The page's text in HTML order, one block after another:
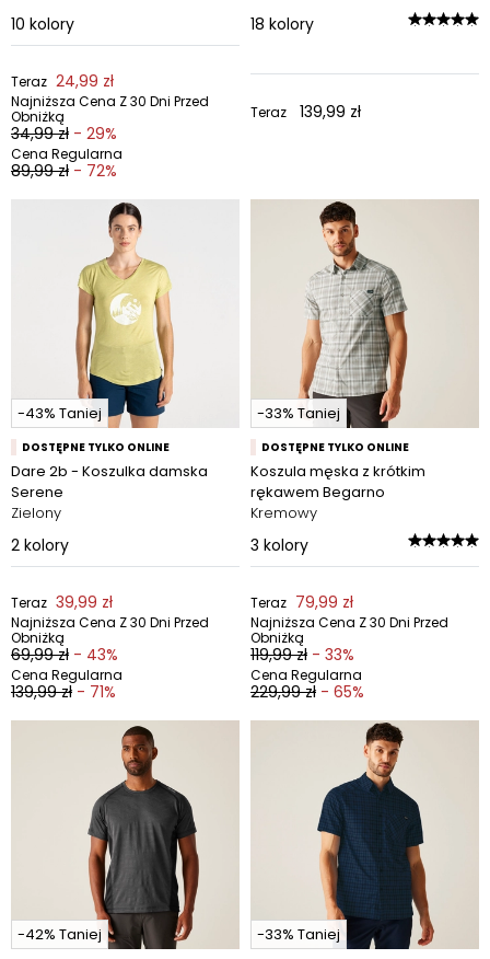
10 kolory
Teraz 24,99 zł
Najniższa Cena Z 30 Dni Przed
Obniżką
34,99 zł - 29%
Cena Regularna
89,99 zł - 72%
18 kolory
Teraz 139,99 zł
-43% Taniej
DOSTĘPNE TYLKO ONLINE
Dare 2b - Koszulka damska
Serene
Zielony
2 kolory
Teraz 39,99 zł
Najniższa Cena Z 30 Dni Przed
Obniżką
69,99 zł - 43%
Cena Regularna
139,99 zł - 71%
-33% Taniej
DOSTĘPNE TYLKO ONLINE
Koszula męska z krótkim
rękawem Begarno
Kremowy
3 kolory
Teraz 79,99 zł
Najniższa Cena Z 30 Dni Przed
Obniżką
119,99 zł - 33%
Cena Regularna
229,99 zł - 65%
-42% Taniej -33% Taniej